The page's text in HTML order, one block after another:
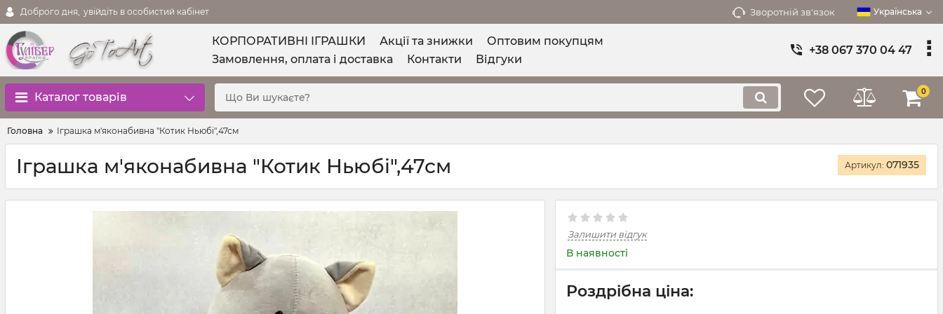
Доброго дня, увійдіть в особистий кабінет Зворотній зв'язок Українська
КОРПОРАТИВНІ ІГРАШКИ Акції та знижки
Оптовим покупцям
Замовлення, оплата і доставка
Контакти Відгуки
+38 067 370 04 47
Каталог товарів 0
Головна Іграшка м'яконабивна "Котик Ньюбі",47см
Іграшка м'яконабивна "Котик Ньюбі",47см Артикул: 071935
Залишити відгук
В наявності
Роздрібна ціна: